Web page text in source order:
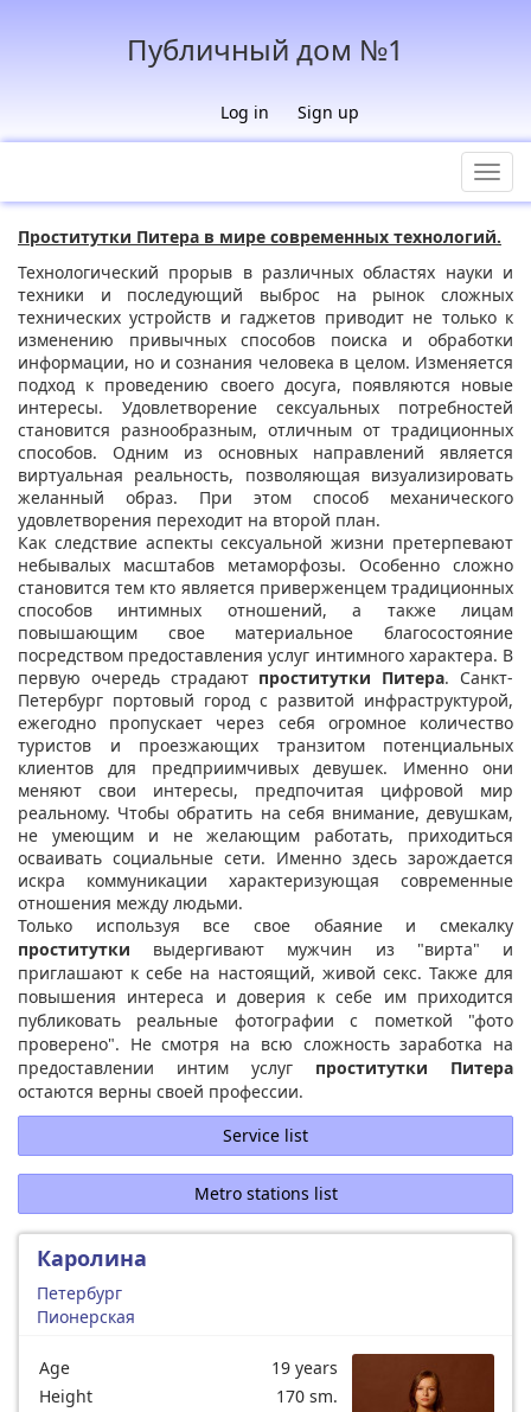
Публичный дом №1
Log in Sign up
Проститутки Питера в мире современных технологий.
Технологический прорыв в различных областях науки и
техники и последующий выброс на рынок сложных
технических устройств и гаджетов приводит не только к
изменению привычных способов поиска и обработки
информации, но и сознания человека в целом. Изменяется
подход к проведению своего досуга, появляются новые
интересы. Удовлетворение сексуальных потребностей
становится разнообразным, отличным от традиционных
способов. Одним из основных направлений является
виртуальная реальность, позволяющая визуализировать
желанный образ. При этом способ механического
удовлетворения переходит на второй план.
Как следствие аспекты сексуальной жизни претерпевают
небывалых масштабов метаморфозы. Особенно сложно
становится тем кто является приверженцем традиционных
способов интимных отношений, а также лицам
повышающим свое материальное благосостояние
посредством предоставления услуг интимного характера. В
первую очередь страдают проститутки Питера. Санкт-
Петербург портовый город с развитой инфраструктурой,
ежегодно пропускает через себя огромное количество
туристов и проезжающих транзитом потенциальных
клиентов для предприимчивых девушек. Именно они
меняют свои интересы, предпочитая цифровой мир
реальному. Чтобы обратить на себя внимание, девушкам,
не умеющим и не желающим работать, приходиться
осваивать социальные сети. Именно здесь зарождается
искра коммуникации характеризующая современные
отношения между людьми.
Только используя все свое обаяние и смекалку
проститутки выдергивают мужчин из "вирта" и
приглашают к себе на настоящий, живой секс. Также для
повышения интереса и доверия к себе им приходится
публиковать реальные фотографии с пометкой "фото
проверено". Не смотря на всю сложность заработка на
предоставлении интим услуг проститутки Питера
остаются верны своей профессии.
Service list
Каролина
Петербург
Пионерская
Age
19 years
Height
170 sm.
Metro stations list